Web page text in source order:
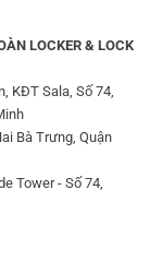
LOCKER & LOCK
KĐT Sala, Số 74,
Bà Trưng, Quận
Tower - Số 74,